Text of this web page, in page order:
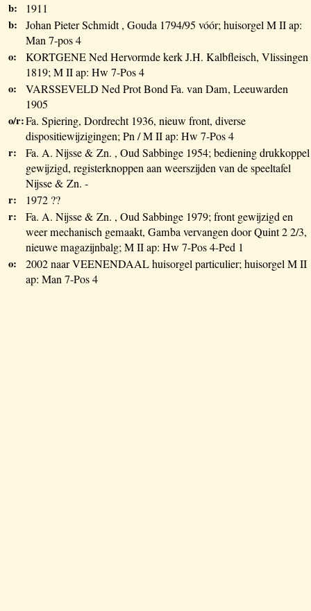
b: 1911
b:
Johan Pieter Schmidt , Gouda 1794/95 vóór; huisorgel M II ap:
Man 7-pos 4
o:
KORTGENE Ned Hervormde kerk J.H. Kalbfleisch, Vlissingen
1819; M II ap: Hw 7-Pos 4
o:
VARSSEVELD Ned Prot Bond Fa. van Dam, Leeuwarden
1905
o/r:Fa. Spiering, Dordrecht 1936, nieuw front, diverse
dispositiewijzigingen; Pn / M II ap: Hw 7-Pos 4
r:
Fa. A. Nijsse & Zn. , Oud Sabbinge 1954; bediening drukkoppel
gewijzigd, registerknoppen aan weerszijden van de speeltafel
Nijsse & Zn. -
r: 1972 ??
r:
Fa. A. Nijsse & Zn. , Oud Sabbinge 1979; front gewijzigd en
weer mechanisch gemaakt, Gamba vervangen door Quint 2 2/3,
nieuwe magazijnbalg; M II ap: Hw 7-Pos 4-Ped 1
o:
2002 naar VEENENDAAL huisorgel particulier; huisorgel M II
ap: Man 7-Pos 4